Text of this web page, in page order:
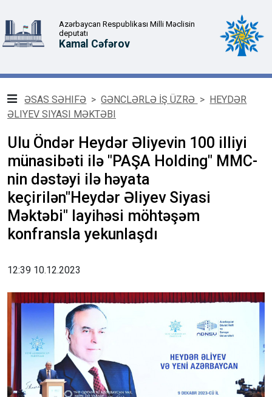
Azərbaycan Respublikası Milli Məclisin
deputatı
Kamal Cəfərov
ƏSAS SƏHIFƏ > GƏNCLƏRLƏ İŞ ÜZRƏ > HEYDƏR
ƏLIYEV SIYASI MƏKTƏBI
Ulu Öndər Heydər Əliyevin 100 illiyi
münasibəti ilə "PAŞA Holding" MMC-
nin dəstəyi ilə həyata
keçirilən"Heydər Əliyev Siyasi
Məktəbi" layihəsi möhtəşəm
konfransla yekunlaşdı
12:39 10.12.2023